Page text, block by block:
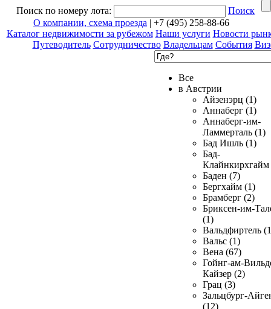
Поиск по номеру лота:
Поиск
О компании, схема проезда | +7 (495) 258-88-66
Каталог недвижимости за рубежом Наши услуги Новости
Путеводитель Сотрудничество Владельцам События
Все
в Австрии
Айзенэрц (1)
Аннаберг (1)
Аннаберг-им-
Ламмерталь (1)
Бад Ишль (1)
Бад-
Клайнкирхгайм
Баден (7)
Бергхайм (1)
Брамберг (2)
Бриксен-им-
(1)
Вальдфиртель
Вальс (1)
Вена (67)
Гойнг-ам-
Кайзер (2)
Грац (3)
Зальцбург-
(12)